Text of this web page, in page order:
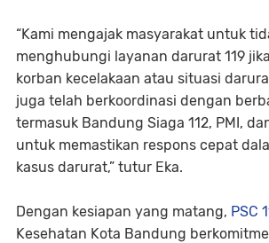
“Kami mengajak masyarakat untuk
menghubungi layanan darurat 119
korban kecelakaan atau situasi
juga telah berkoordinasi dengan
termasuk Bandung Siaga 112, PMI,
untuk memastikan respons cepat
kasus darurat,” tutur Eka.
Dengan kesiapan yang matang, PSC
Kesehatan Kota Bandung